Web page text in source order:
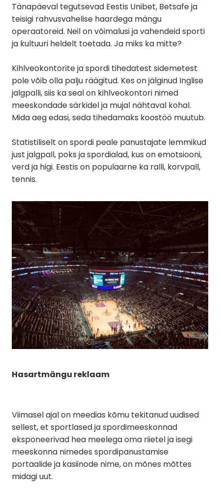
Tänapäeval tegutsevad Eestis Unibet, Betsafe ja
teisigi rahvusvahelise haardega mängu
operaatoreid. Neil on võimalusi ja vahendeid sporti
ja kultuuri heldelt toetada. Ja miks ka mitte?
Kihlveokontorite ja spordi tihedatest sidemetest
pole võib olla palju räägitud. Kes on jälginud Inglise
jalgpalli, siis ka seal on kihlveokontori nimed
meeskondade särkidel ja mujal nähtaval kohal.
Mida aeg edasi, seda tihedamaks koostöö muutub.
Statistiliselt on spordi peale panustajate lemmikud
just jalgpall, poks ja spordialad, kus on emotsiooni,
verd ja higi. Eestis on populaarne ka ralli, korvpall,
tennis.
Hasartmängu reklaam
Viimasel ajal on meedias kõmu tekitanud uudised
sellest, et sportlased ja spordimeeskonnad
eksponeerivad hea meelega oma riietel ja isegi
meeskonna nimedes spordipanustamise
portaalide ja kasiinode nime, on mõnes mõttes
midagi uut.